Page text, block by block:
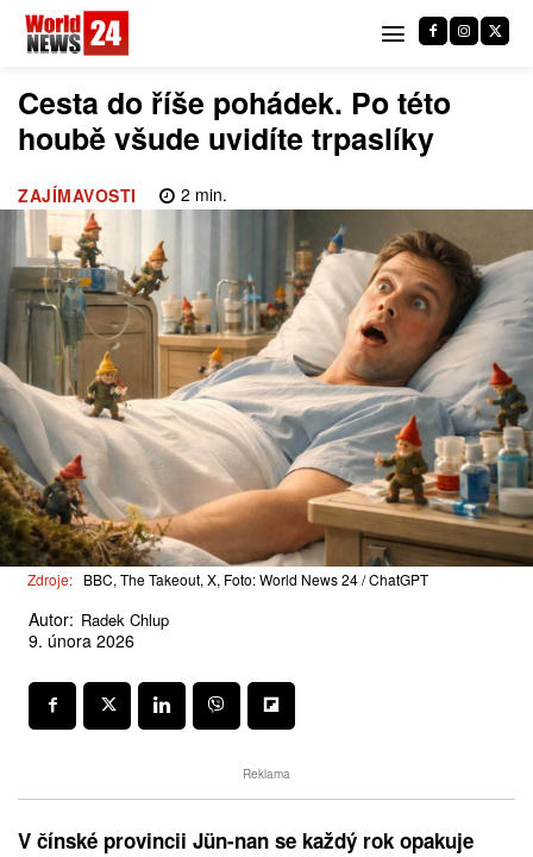
Cesta do říše pohádek. Po této
houbě všude uvidíte trpaslíky
ZAJÍMAVOSTI 2 min.
Zdroje: BBC, The Takeout, X, Foto: World News 24 / ChatGPT
Autor: Radek Chlup
9. února 2026
Reklama
V čínské provincii Jün-nan se každý rok opakuje